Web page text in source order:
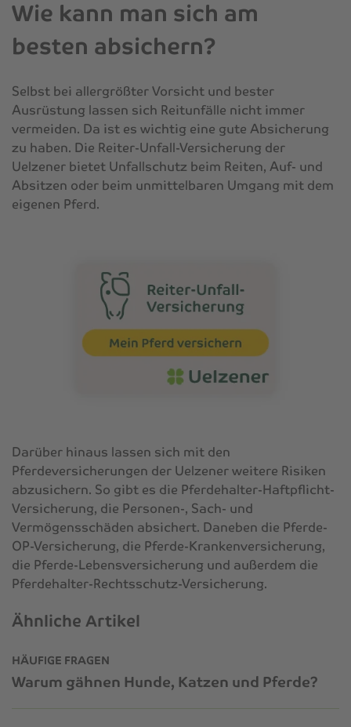
Ähnliche Artikel
HÄUFIGE FRAGEN
Warum gähnen Hunde, Katzen und Pferde?
Wie kann man sich am
besten absichern?
Selbst bei allergrößter Vorsicht und bester
Ausrüstung lassen sich Reitunfälle nicht immer
vermeiden. Da ist es wichtig eine gute Absicherung
zu haben. Die Reiter-Unfall-Versicherung der
Uelzener bietet Unfallschutz beim Reiten, Auf- und
Absitzen oder beim unmittelbaren Umgang mit dem
eigenen Pferd.
Darüber hinaus lassen sich mit den
Pferdeversicherungen der Uelzener weitere Risiken
abzusichern. So gibt es die Pferdehalter-Haftpflicht-
Versicherung, die Personen-, Sach- und
Vermögensschäden absichert. Daneben die Pferde-
OP-Versicherung, die Pferde-Krankenversicherung,
die Pferde-Lebensversicherung und außerdem die
Pferdehalter-Rechtsschutz-Versicherung.